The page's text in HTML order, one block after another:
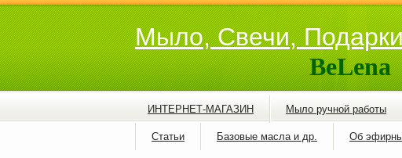
Мыло, Свечи,
BeLena
ИНТЕРНЕТ-МАГАЗИН Мыло ручной работы
Статьи Базовые масла и др. Об